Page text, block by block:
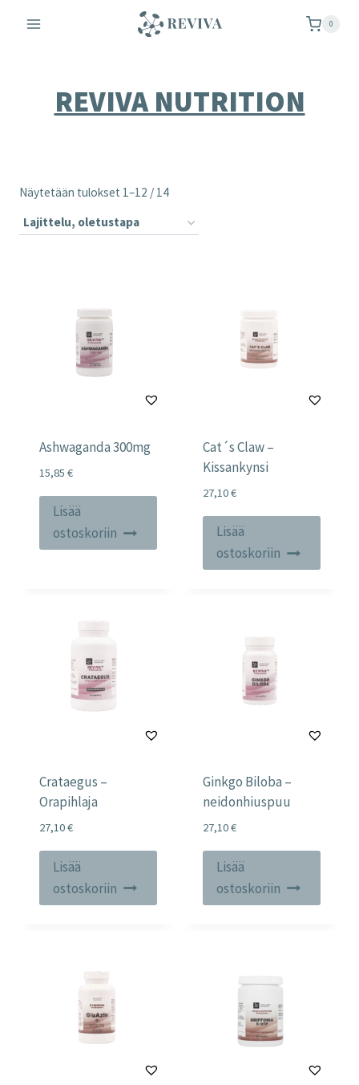
sisältöön
0
REVIVA NUTRITION
Näytetään tulokset 1–12 / 14
Ashwaganda 300mg
15,85 €
Lisää
ostoskoriin
Cat´s Claw –
Kissankynsi
27,10€
Lisää
ostoskoriin
Crataegus –
Orapihlaja
27,10€
Lisää
ostoskoriin
Ginkgo Biloba –
neidonhiuspuu
27,10€
Lisää
ostoskoriin